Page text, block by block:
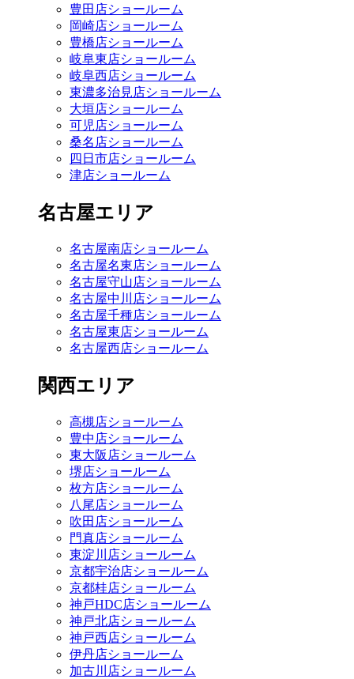
豊田店ショールーム
岡崎店ショールーム
豊橋店ショールーム
岐阜東店ショールーム
岐阜西店ショールーム
東濃多治見店ショールーム
大垣店ショールーム
可児店ショールーム
桑名店ショールーム
四日市店ショールーム
津店ショールーム
名古屋エリア
名古屋南店ショールーム
名古屋名東店ショールーム
名古屋守山店ショールーム
名古屋中川店ショールーム
名古屋千種店ショールーム
名古屋東店ショールーム
名古屋西店ショールーム
関西エリア
高槻店ショールーム
豊中店ショールーム
東大阪店ショールーム
堺店ショールーム
枚方店ショールーム
八尾店ショールーム
吹田店ショールーム
門真店ショールーム
東淀川店ショールーム
京都宇治店ショールーム
京都桂店ショールーム
神戸HDC店ショールーム
神戸北店ショールーム
神戸西店ショールーム
伊丹店ショールーム
加古川店ショールーム